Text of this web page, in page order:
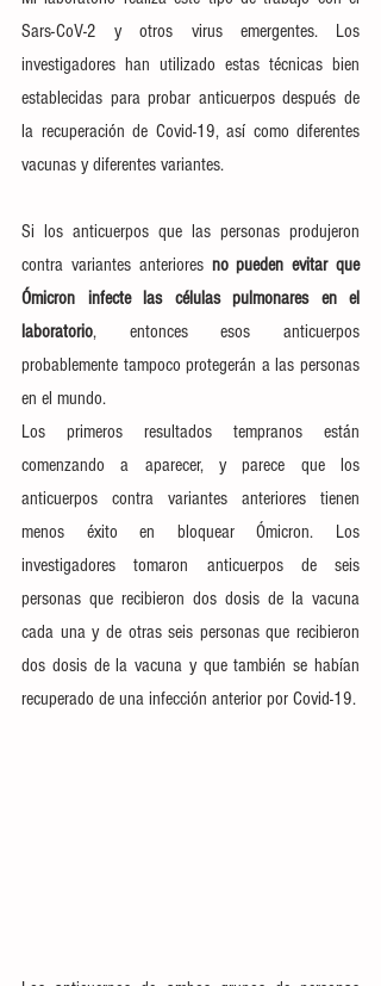
Sars-CoV-2 y otros virus emergentes. Los
investigadores han utilizado estas técnicas bien
establecidas para probar anticuerpos después de
la recuperación de Covid-19, así como diferentes
vacunas y diferentes variantes.
Si los anticuerpos que las personas produjeron
contra variantes anteriores no pueden evitar que
Ómicron infecte las células pulmonares en el
laboratorio, entonces esos anticuerpos
probablemente tampoco protegerán a las personas
en el mundo.
Los primeros resultados tempranos están
anticuerpos contra variantes anteriores tienen
menos éxito en bloquear Ómicron. Los
investigadores tomaron anticuerpos de seis
personas que recibieron dos dosis de la vacuna
cada una y de otras seis personas que recibieron
dos dosis de la vacuna y que también se habían
recuperado de una infección anterior por Covid-19.